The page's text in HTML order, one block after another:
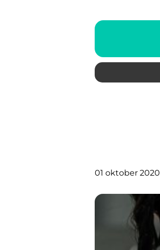
01 oktober 2020